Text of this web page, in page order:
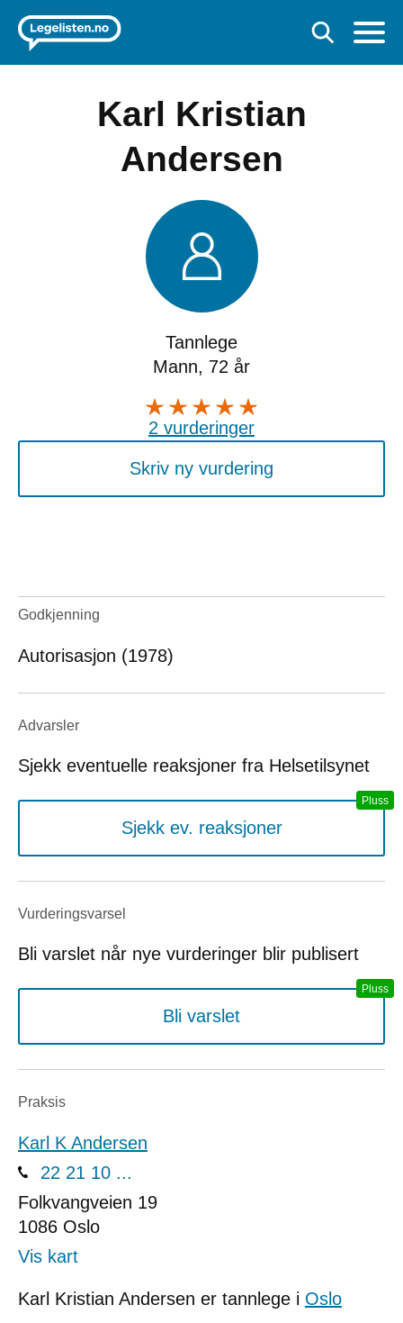
Karl Kristian
Andersen
Tannlege
Mann, 72 år
2 vurderinger
Skriv ny vurdering
Godkjenning
Autorisasjon (1978)
Advarsler
Sjekk eventuelle reaksjoner fra Helsetilsynet
Sjekk ev. reaksjoner
Vurderings­varsel
Bli varslet når nye vurderinger blir publisert
Bli varslet
Praksis
Karl K Andersen
22 21 10 ...
Folkvangveien 19
1086 Oslo
Vis kart
Karl Kristian Andersen er tannlege i Oslo